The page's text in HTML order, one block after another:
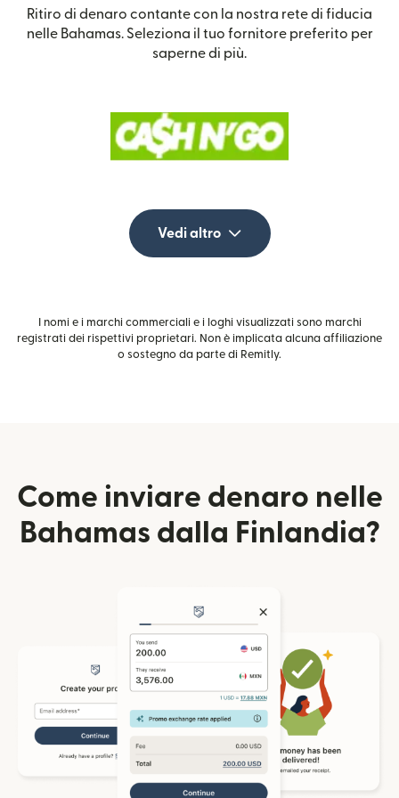
Ritiro di denaro contante con la nostra rete di fiducia
nelle Bahamas. Seleziona il tuo fornitore preferito per
saperne di più.
Vedi altro
I nomi e i marchi commerciali e i loghi visualizzati sono marchi
registrati dei rispettivi proprietari. Non è implicata alcuna affiliazione
o sostegno da parte di Remitly.
Come inviare denaro nelle
Bahamas dalla Finlandia?